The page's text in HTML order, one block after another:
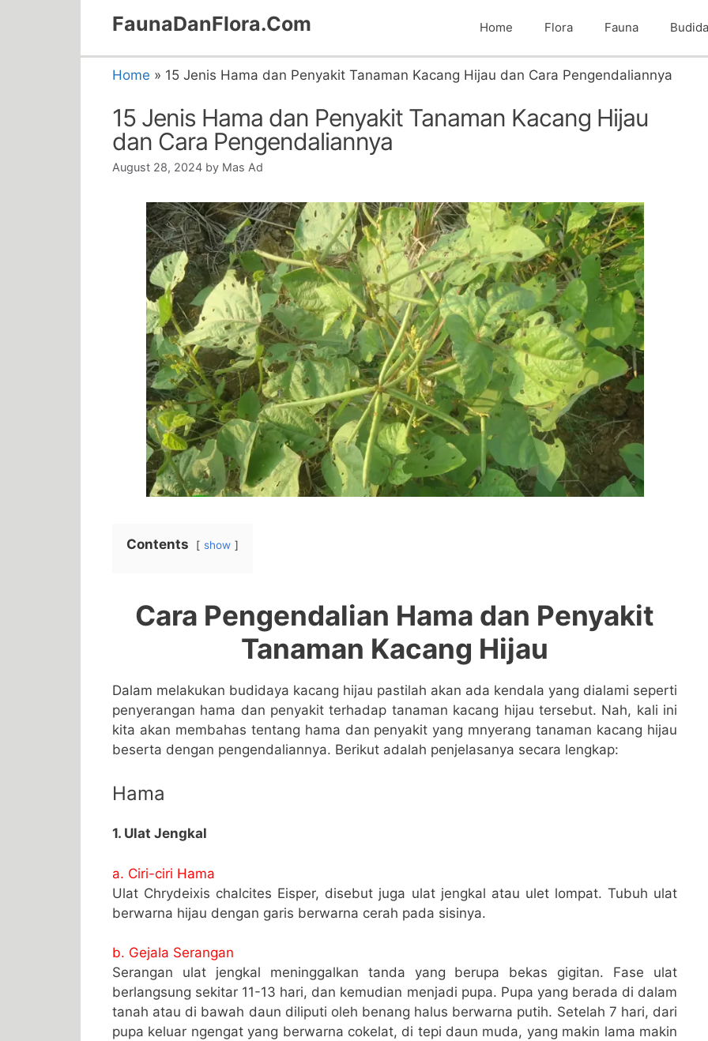
FaunaDanFlora.Com Home Flora Fauna
Home » 15 Jenis Hama dan Penyakit Tanaman Kacang Hijau dan Cara Pengendaliannya
15 Jenis Hama dan Penyakit Tanaman Kacang Hijau
dan Cara Pengendaliannya
August 28, 2024 by Mas Ad
Contents show
Cara Pengendalian Hama dan Penyakit
Tanaman Kacang Hijau
Dalam melakukan budidaya kacang hijau pastilah akan ada kendala yang dialami seperti
penyerangan hama dan penyakit terhadap tanaman kacang hijau tersebut. Nah, kali ini
kita akan membahas tentang hama dan penyakit yang mnyerang tanaman kacang hijau
beserta dengan pengendaliannya. Berikut adalah penjelasanya secara lengkap:
Hama
1. Ulat Jengkal
a. Ciri-ciri Hama
Ulat Chrydeixis chalcites Eisper, disebut juga ulat jengkal atau ulet lompat. Tubuh ulat
berwarna hijau dengan garis berwarna cerah pada sisinya.
b. Gejala Serangan
Serangan ulat jengkal meninggalkan tanda yang berupa bekas gigitan. Fase ulat
berlangsung sekitar 11-13 hari, dan kemudian menjadi pupa. Pupa yang berada di dalam
tanah atau di bawah daun diliputi oleh benang halus berwarna putih. Setelah 7 hari, dari
pupa keluar ngengat yang berwarna cokelat, di tepi daun muda, yang makin lama makin